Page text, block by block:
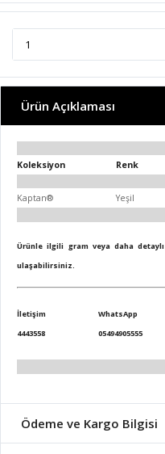
Ürün Açıklaması
Koleksiyon Renk
Kaptan® Yeşil
Ürünle ilgili gram veya daha
ulaşabilirsiniz.
İletişim
4443558
WhatsApp
05494905555
Ödeme ve Kargo Bilgisi